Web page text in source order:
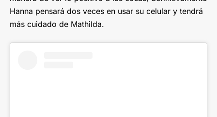
Hanna pensará dos veces en usar su celular y tendrá
más cuidado de Mathilda.